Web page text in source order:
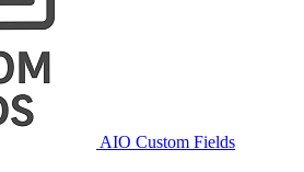
AIO Custom Fields